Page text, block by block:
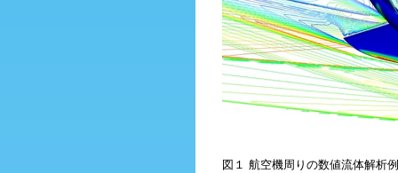
図１ 航空機周りの数値流体解析例